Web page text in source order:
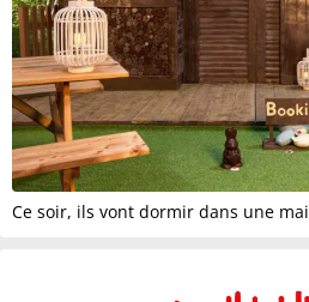
Ce soir, ils vont dormir dans une